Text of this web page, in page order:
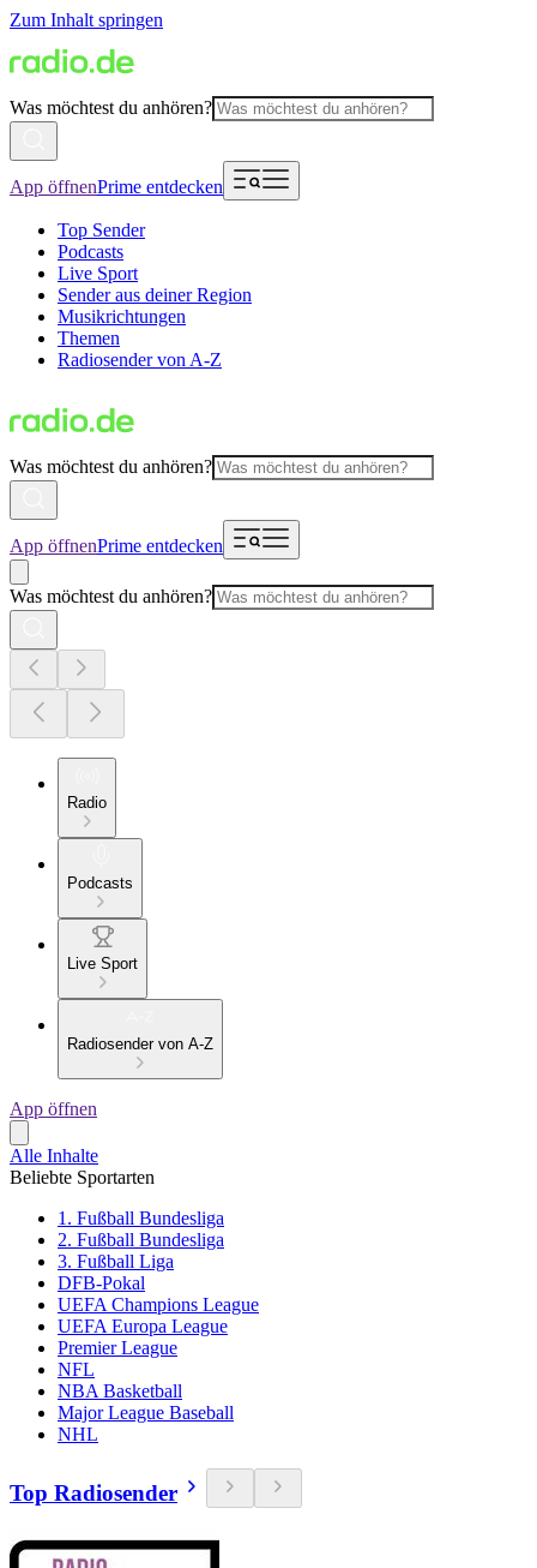
Zum Inhalt springen
Was möchtest du anhören?
App öffnenPrime entdecken
Top Sender
Podcasts
Live Sport
Sender aus deiner Region
Musikrichtungen
Themen
Radiosender von A-Z
Was möchtest du anhören?
App öffnenPrime entdecken
Was möchtest du anhören?
Radio
Podcasts
Live Sport
Radiosender von A-Z
App öffnen
Alle Inhalte
Beliebte Sportarten
1. Fußball Bundesliga
2. Fußball Bundesliga
3. Fußball Liga
DFB-Pokal
UEFA Champions League
UEFA Europa League
Premier League
NFL
NBA Basketball
Major League Baseball
NHL
Top Radiosender